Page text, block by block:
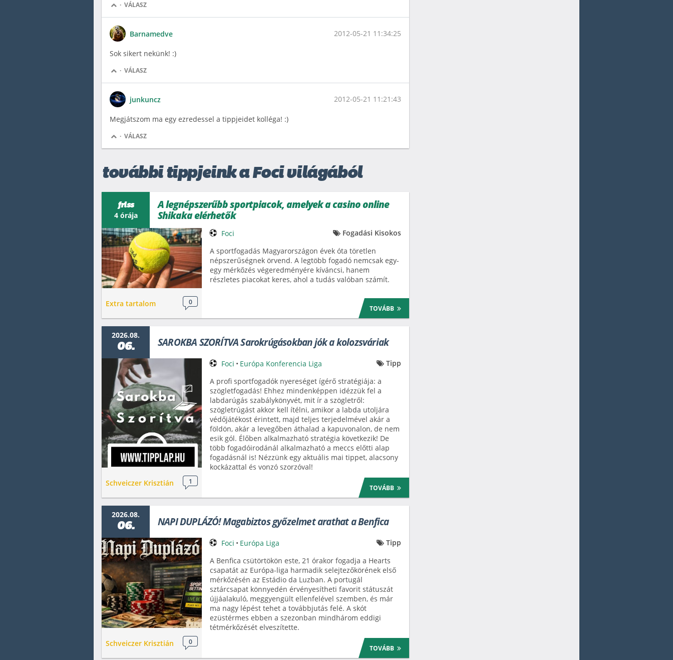
· VÁLASZ
Barnamedve 2012-05-21 11:34:25
Sok sikert nekünk! :)
· VÁLASZ
junkuncz 2012-05-21 11:21:43
Megjátszom ma egy ezredessel a tippjeidet kolléga! :)
· VÁLASZ
további tippjeink a Foci világából
friss
4 órája
A legnépszerűbb sportpiacok, amelyek a casino online
Shikaka elérhetők
Extra tartalom 0
Foci
Fogadási Kisokos
A sportfogadás Magyarországon évek óta töretlen
népszerűségnek örvend. A legtöbb fogadó nemcsak egy-
egy mérkőzés végeredményére kíváncsi, hanem
részletes piacokat keres, ahol a tudás valóban számít.
TOVÁBB
2026.08.
06. SAROKBA SZORÍTVA Sarokrúgásokban jók a kolozsváriak
Schveiczer Krisztián 1
Foci • Európa Konferencia Liga
Tipp
A profi sportfogadók nyereséget ígérő stratégiája: a
szögletfogadás! Ehhez mindenképpen idézzük fel a
labdarúgás szabálykönyvét, mit ír a szögletről:
szögletrúgást akkor kell ítélni, amikor a labda utoljára
védőjátékost érintett, majd teljes terjedelmével akár a
földön, akár a levegőben áthalad a kapuvonalon, de nem
esik gól. Élőben alkalmazható stratégia következik! De
több fogadóirodánál alkalmazható a meccs előtti alap
fogadásnál is! Nézzünk egy aktuális mai tippet, alacsony
kockázattal és vonzó szorzóval!
TOVÁBB
2026.08.
06. NAPI DUPLÁZÓ! Magabiztos győzelmet arathat a Benfica
Schveiczer Krisztián 0
Foci • Európa Liga
Tipp
A Benfica csütörtökön este, 21 órakor fogadja a Hearts
csapatát az Európa-liga harmadik selejtezőkörének első
mérkőzésén az Estádio da Luzban. A portugál
sztárcsapat könnyedén érvényesítheti favorit státuszát
újjáalakuló, meggyengült ellenfelével szemben, és már
ma nagy lépést tehet a továbbjutás felé. A skót
ezüstérmes ebben a szezonban mindhárom eddigi
tétmérkőzését elveszítette.
TOVÁBB